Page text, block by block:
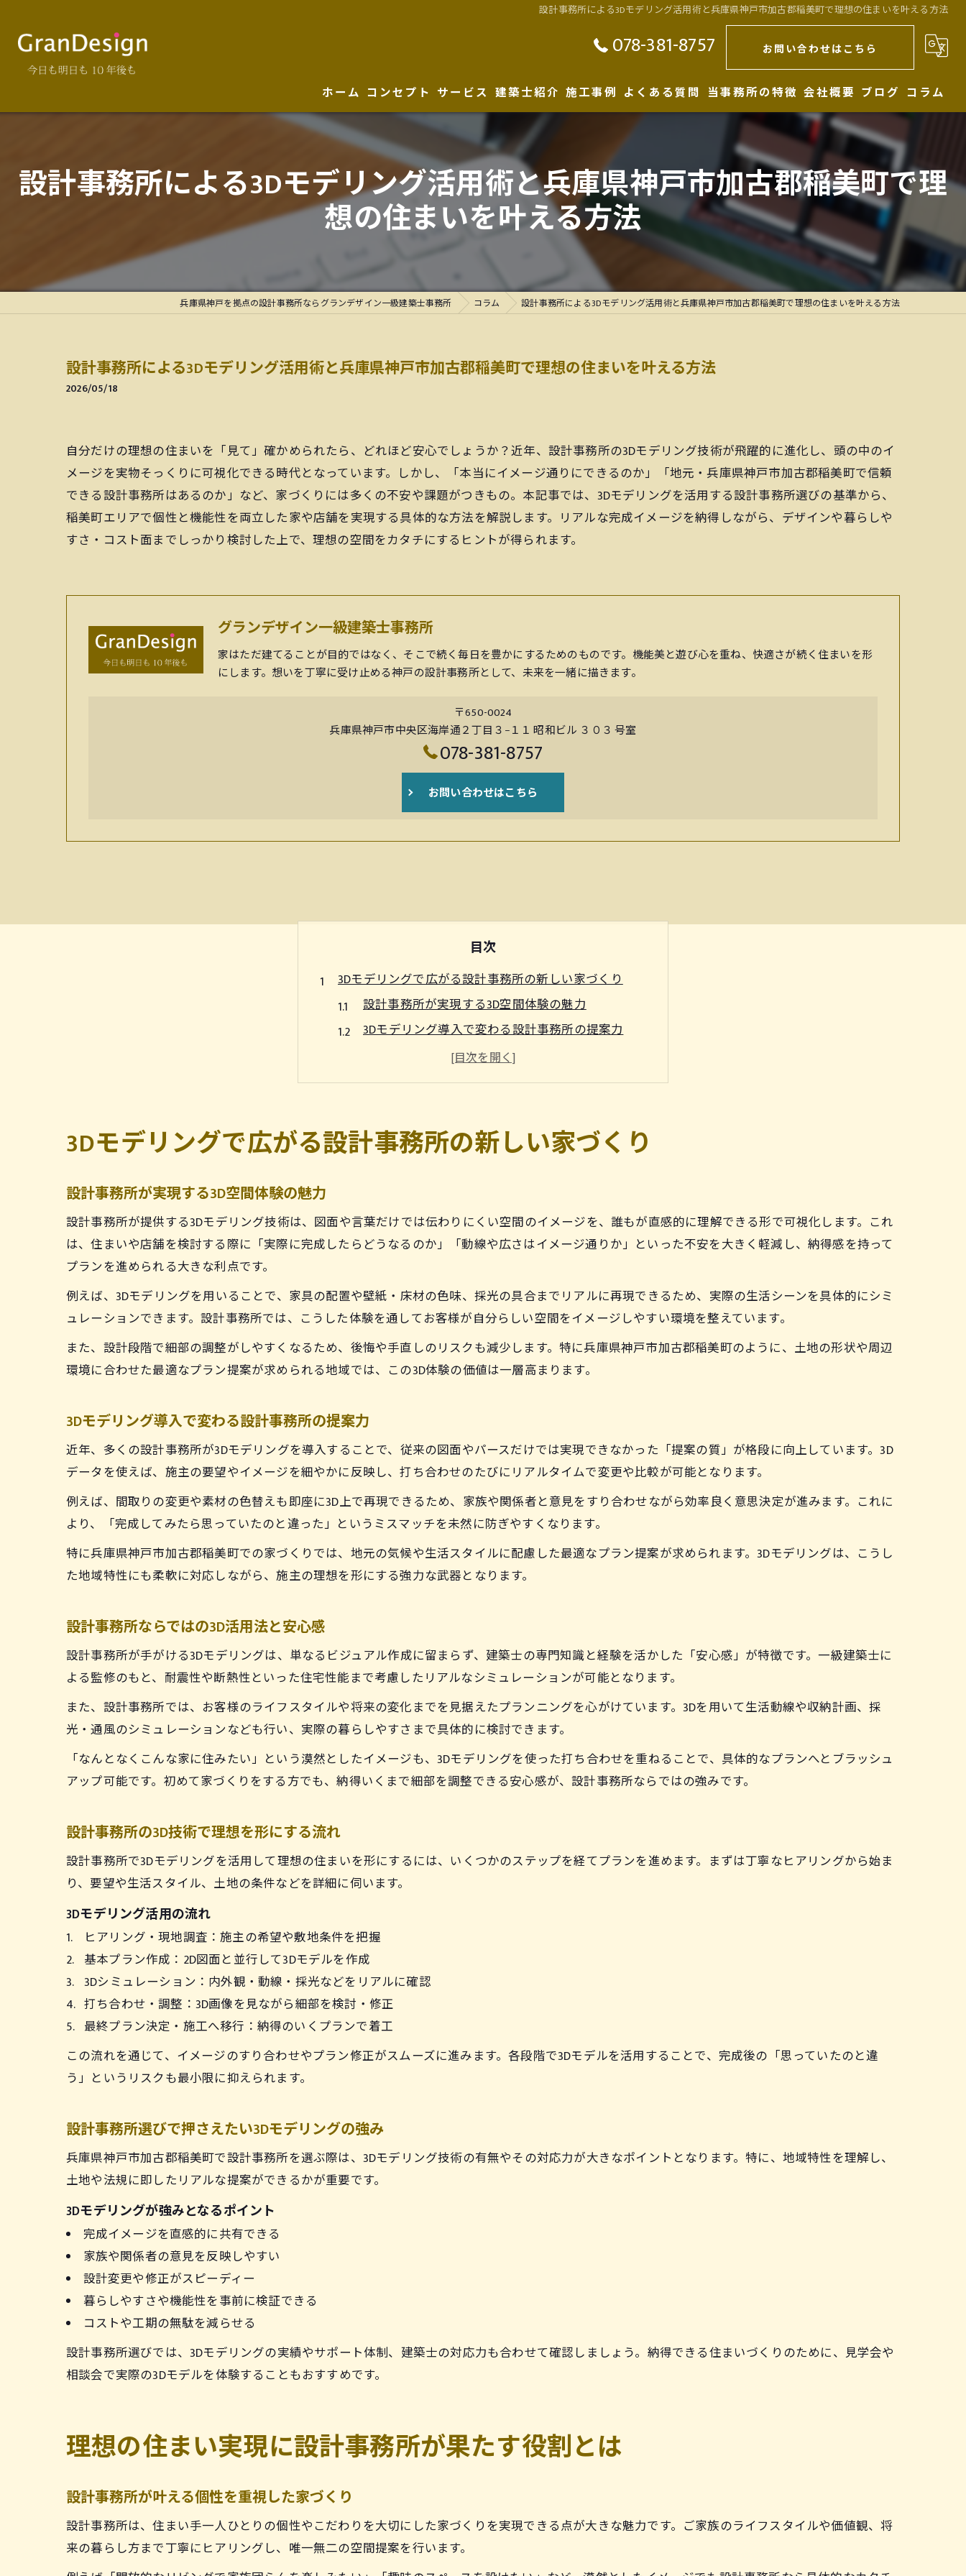
設計事務所による3Dモデリング活用術と兵庫県神戸市加古郡稲美町で理想の住まいを叶える方法
078-381-8757 お問い合わせはこちら
ホーム コンセプト サービス
性能について
建築士紹介 施工事例 よくある質問 当事務所の特徴
注文住宅
新築
店舗
リノベーション
一級建築士
会社概要
代表あいさつ
ブログ コラム
設計事務所による3Dモデリング活用術と兵庫県神戸市加古郡稲美町で理
想の住まいを叶える方法
兵庫県神戸を拠点の設計事務所ならグランデザイン一級建築士事務所 コラム 設計事務所による3Dモデリング活用術と兵庫県神戸市加古郡稲美町で理想の住まいを叶える方法
設計事務所による3Dモデリング活用術と兵庫県神戸市加古郡稲美町で理想の住まいを叶える方法
2026/05/18
自分だけの理想の住まいを「見て」確かめられたら、どれほど安心でしょうか？近年、設計事務所の3Dモデリング技術が飛躍的に進化し、頭の中のイ
メージを実物そっくりに可視化できる時代となっています。しかし、「本当にイメージ通りにできるのか」「地元・兵庫県神戸市加古郡稲美町で信頼
できる設計事務所はあるのか」など、家づくりには多くの不安や課題がつきもの。本記事では、3Dモデリングを活用する設計事務所選びの基準から、
稲美町エリアで個性と機能性を両立した家や店舗を実現する具体的な方法を解説します。リアルな完成イメージを納得しながら、デザインや暮らしや
すさ・コスト面までしっかり検討した上で、理想の空間をカタチにするヒントが得られます。
グランデザイン一級建築士事務所
家はただ建てることが目的ではなく、そこで続く毎日を豊かにするためのものです。機能美と遊び心を重ね、快適さが続く住まいを形
にします。想いを丁寧に受け止める神戸の設計事務所として、未来を一緒に描きます。
〒650-0024
兵庫県神戸市中央区海岸通２丁目３−１１ 昭和ビル ３０３ 号室
078-381-8757
お問い合わせはこちら
目次
3Dモデリングで広がる設計事務所の新しい家づくり
設計事務所が実現する3D空間体験の魅力
3Dモデリング導入で変わる設計事務所の提案力
設計事務所ならではの3D活用法と安心感
設計事務所の3D技術で理想を形にする流れ
理想の住まい実現に設計事務所が果たす役割とは
設計事務所が叶える個性を重視した家づくり
設計事務所の役割と安心できる家づくりの秘訣
設計事務所を活用した理想空間の実現プロセス
設計事務所選びで重視すべき3D技術の有無
3Dモデリング対応設計事務所の評価ポイント
設計事務所選択で役職や実績もチェック
設計事務所利用で叶う個性と機能のバランス住宅
設計事務所の提案力が生み出す唯一無二の住宅
設計事務所で実現する機能美と個性の調和
設計事務所活用で理想と住み心地を両立
設計事務所の視点を活かした暮らしやすい設計
設計事務所相談で得られる細やかな対応力
兵庫・稲美町エリアで知っておきたい設計事務所の魅力
設計事務所選びで重視したい地域性と信頼性
設計事務所が手がける多様な空間デザイン事例
設計事務所の地域性を活かしたサポート体制
最新3Dモデリング事例で見る理想空間の創り方
設計事務所が手がけた最新3Dモデリング事例集
設計事務所の3D技術で実現した住まいの工夫
設計事務所の3D可視化で変わる打ち合わせ体験
3Dモデリングで広がる設計事務所の新しい家づくり
設計事務所が実現する3D空間体験の魅力
設計事務所が提供する3Dモデリング技術は、図面や言葉だけでは伝わりにくい空間のイメージを、誰もが直感的に理解できる形で可視化します。これ
は、住まいや店舗を検討する際に「実際に完成したらどうなるのか」「動線や広さはイメージ通りか」といった不安を大きく軽減し、納得感を持って
プランを進められる大きな利点です。
例えば、3Dモデリングを用いることで、家具の配置や壁紙・床材の色味、採光の具合までリアルに再現できるため、実際の生活シーンを具体的にシミ
ュレーションできます。設計事務所では、こうした体験を通してお客様が自分らしい空間をイメージしやすい環境を整えています。
また、設計段階で細部の調整がしやすくなるため、後悔や手直しのリスクも減少します。特に兵庫県神戸市加古郡稲美町のように、土地の形状や周辺
環境に合わせた最適なプラン提案が求められる地域では、この3D体験の価値は一層高まります。
3Dモデリング導入で変わる設計事務所の提案力
近年、多くの設計事務所が3Dモデリングを導入することで、従来の図面やパースだけでは実現できなかった「提案の質」が格段に向上しています。3D
データを使えば、施主の要望やイメージを細やかに反映し、打ち合わせのたびにリアルタイムで変更や比較が可能となります。
例えば、間取りの変更や素材の色替えも即座に3D上で再現できるため、家族や関係者と意見をすり合わせながら効率良く意思決定が進みます。これに
より、「完成してみたら思っていたのと違った」というミスマッチを未然に防ぎやすくなります。
特に兵庫県神戸市加古郡稲美町での家づくりでは、地元の気候や生活スタイルに配慮した最適なプラン提案が求められます。3Dモデリングは、こうし
た地域特性にも柔軟に対応しながら、施主の理想を形にする強力な武器となります。
設計事務所ならではの3D活用法と安心感
設計事務所が手がける3Dモデリングは、単なるビジュアル作成に留まらず、建築士の専門知識と経験を活かした「安心感」が特徴です。一級建築士に
よる監修のもと、耐震性や断熱性といった住宅性能まで考慮したリアルなシミュレーションが可能となります。
また、設計事務所では、お客様のライフスタイルや将来の変化までを見据えたプランニングを心がけています。3Dを用いて生活動線や収納計画、採
光・通風のシミュレーションなども行い、実際の暮らしやすさまで具体的に検討できます。
「なんとなくこんな家に住みたい」という漠然としたイメージも、3Dモデリングを使った打ち合わせを重ねることで、具体的なプランへとブラッシュ
アップ可能です。初めて家づくりをする方でも、納得いくまで細部を調整できる安心感が、設計事務所ならではの強みです。
設計事務所の3D技術で理想を形にする流れ
設計事務所で3Dモデリングを活用して理想の住まいを形にするには、いくつかのステップを経てプランを進めます。まずは丁寧なヒアリングから始ま
り、要望や生活スタイル、土地の条件などを詳細に伺います。
3Dモデリング活用の流れ
ヒアリング・現地調査：施主の希望や敷地条件を把握
基本プラン作成：2D図面と並行して3Dモデルを作成
3Dシミュレーション：内外観・動線・採光などをリアルに確認
打ち合わせ・調整：3D画像を見ながら細部を検討・修正
最終プラン決定・施工へ移行：納得のいくプランで着工
この流れを通じて、イメージのすり合わせやプラン修正がスムーズに進みます。各段階で3Dモデルを活用することで、完成後の「思っていたのと違
う」というリスクも最小限に抑えられます。
設計事務所選びで押さえたい3Dモデリングの強み
兵庫県神戸市加古郡稲美町で設計事務所を選ぶ際は、3Dモデリング技術の有無やその対応力が大きなポイントとなります。特に、地域特性を理解し、
土地や法規に即したリアルな提案ができるかが重要です。
3Dモデリングが強みとなるポイント
完成イメージを直感的に共有できる
家族や関係者の意見を反映しやすい
設計変更や修正がスピーディー
暮らしやすさや機能性を事前に検証できる
コストや工期の無駄を減らせる
設計事務所選びでは、3Dモデリングの実績やサポート体制、建築士の対応力も合わせて確認しましょう。納得できる住まいづくりのために、見学会や
相談会で実際の3Dモデルを体験することもおすすめです。
理想の住まい実現に設計事務所が果たす役割とは
設計事務所が叶える個性を重視した家づくり
設計事務所は、住まい手一人ひとりの個性やこだわりを大切にした家づくりを実現できる点が大きな魅力です。ご家族のライフスタイルや価値観、将
来の暮らし方まで丁寧にヒアリングし、唯一無二の空間提案を行います。